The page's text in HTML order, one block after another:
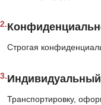
2.
Строгая
3.
Транспортировку,